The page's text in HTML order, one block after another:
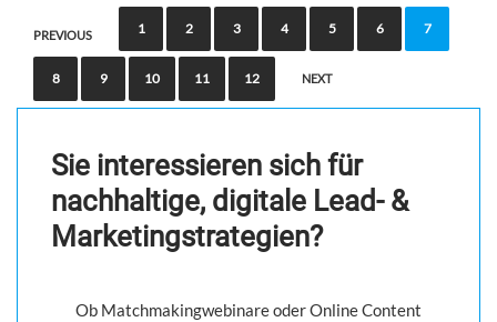
P
o
s
PREVIOUS 1 2 3 4 5 6 7
8 9 10 11 12 NEXT
Sie interessieren sich für
nachhaltige, digitale Lead- &
Marketingstrategien?
Ob Matchmakingwebinare oder Online Content